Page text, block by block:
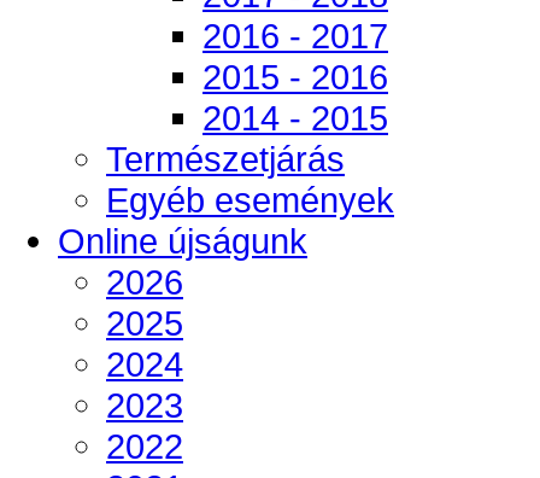
2016 - 2017
2015 - 2016
2014 - 2015
Természetjárás
Egyéb események
Online újságunk
2026
2025
2024
2023
2022